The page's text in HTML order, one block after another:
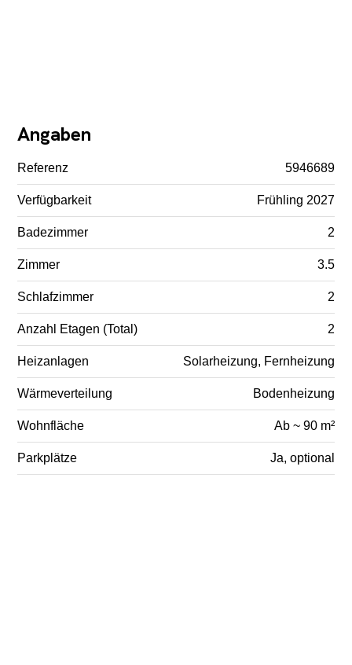
Angaben
Referenz 5946689
Verfügbarkeit Frühling 2027
Badezimmer 2
Zimmer 3.5
Schlafzimmer 2
Anzahl Etagen (Total) 2
Heizanlagen Solarheizung, Fernheizung
Wärmeverteilung Bodenheizung
Wohnfläche Ab ~ 90 m²
Parkplätze Ja, optional